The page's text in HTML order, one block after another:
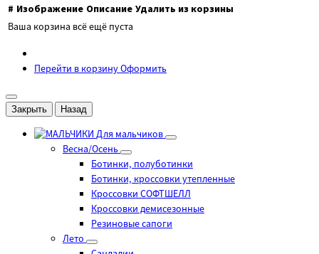
# Изображение Описание Удалить из корзины
Ваша корзина всё ещё пуста
Перейти в корзинуОформить
Закрыть Назад
Для мальчиков
Весна/Осень
Ботинки, полуботинки
Ботинки, кроссовки утепленные
Кроссовки СОФТШЕЛЛ
Кроссовки демисезонные
Резиновые сапоги
Лето